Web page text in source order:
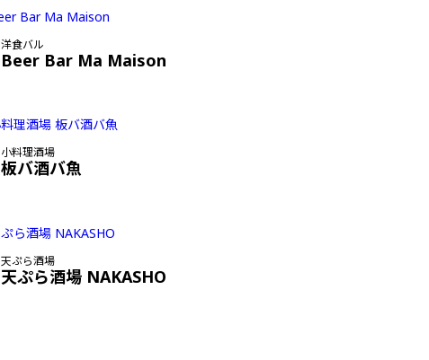
洋食バル
Beer Bar Ma Maison
小料理酒場
板バ酒バ魚
天ぷら酒場
天ぷら酒場 NAKASHO